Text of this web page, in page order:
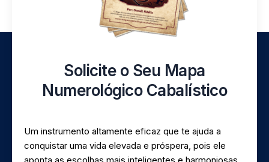
Solicite o Seu Mapa
Numerológico Cabalístico
Um instrumento altamente eficaz que te ajuda a
conquistar uma vida elevada e próspera, pois ele